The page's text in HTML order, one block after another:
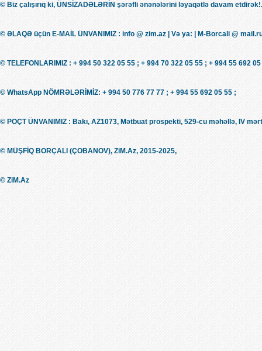
© Biz çalışırıq ki, ÜNSİZADƏLƏRİN şərəfli ənənələrini ləyaqətlə davam
© ƏLAQƏ üçün E-MAİL ÜNVANIMIZ : info @ zim.az | Və ya: | M-Borcali @
© TELEFONLARIMIZ : + 994 50 322 05 55 ; + 994 70 322 05 55 ; + 994 55 692
© WhatsApp NÖMRƏLƏRİMİZ: + 994 50 776 77 77 ; + 994 55 692 05 55 ;
© POÇT ÜNVANIMIZ : Bakı, AZ1073, Mətbuat prospekti, 529-cu məhəllə, IV
© MÜŞFİQ BORÇALI (ÇOBANOV), ZiM.Az, 2015-2025,
© ZiM.Az